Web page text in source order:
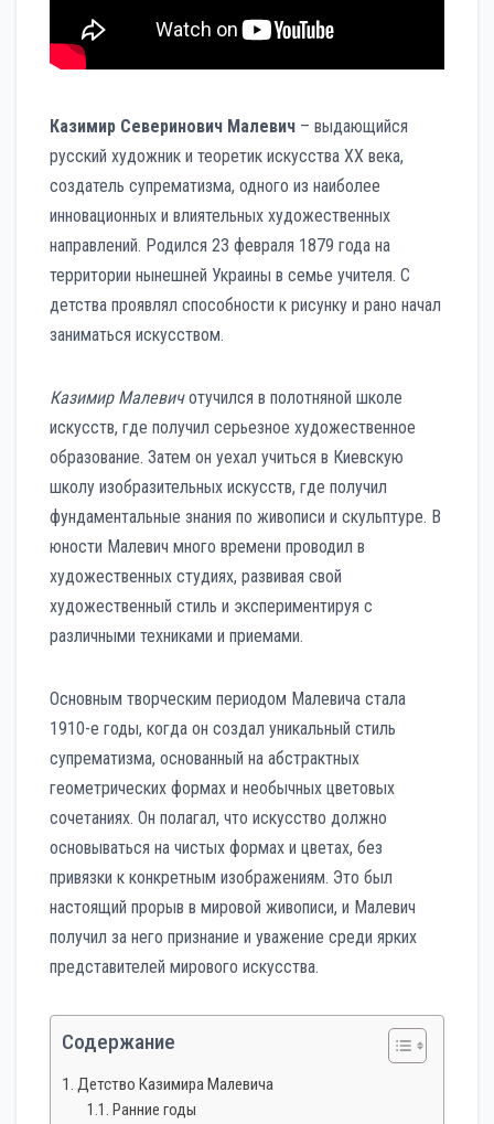
Казимир Северинович Малевич – выдающийся
русский художник и теоретик искусства XX века,
создатель супрематизма, одного из наиболее
инновационных и влиятельных художественных
направлений. Родился 23 февраля 1879 года на
территории нынешней Украины в семье учителя. С
детства проявлял способности к рисунку и рано начал
заниматься искусством.
Казимир Малевичотучился в полотняной школе
искусств, где получил серьезное художественное
образование. Затем он уехал учиться в Киевскую
школу изобразительных искусств, где получил
фундаментальные знания по живописи и скульптуре. В
юности Малевич много времени проводил в
художественных студиях, развивая свой
художественный стиль и экспериментируя с
различными техниками и приемами.
Основным творческим периодом Малевича стала
1910-е годы, когда он создал уникальный стиль
супрематизма, основанный на абстрактных
геометрических формах и необычных цветовых
сочетаниях. Он полагал, что искусство должно
основываться на чистых формах и цветах, без
привязки к конкретным изображениям. Это был
настоящий прорыв в мировой живописи, и Малевич
получил за него признание и уважение среди ярких
представителей мирового искусства.
Содержание
Детство Казимира Малевича
Ранние годы